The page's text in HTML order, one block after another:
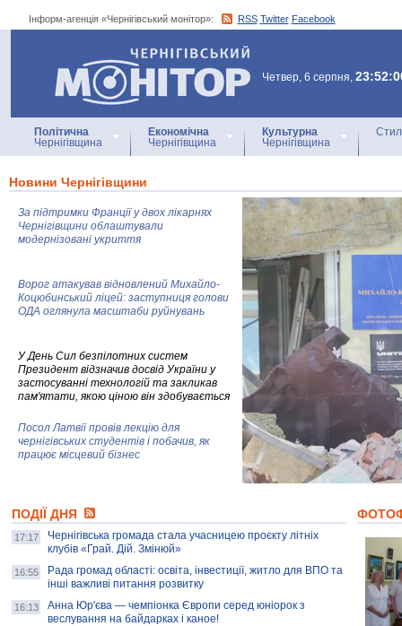
Інформ-агенція «Чернігівський монітор»: RSS Twitter Facebook
Інформ-агенція
«Чернігівський монітор»
Четвер, 6 серпня,
Політична
Чернігівщина
Економічна
Чернігівщина
Культурна
Чернігівщина
Новини Чернігівщини
За підтримки Франції у двох лікарнях
Чернігівщини облаштували
модернізовані укриття
Ворог атакував відновлений Михайло-
Коцюбинський ліцей: заступниця голови
ОДА оглянула масштаби руйнувань
У День Сил безпілотних систем
Президент відзначив досвід України у
застосуванні технологій та закликав
пам'ятати, якою ціною він здобувається
Посол Латвії провів лекцію для
чернігівських студентів і побачив, як
працює місцевий бізнес
колекцію про війну, емоції та тварин
AB InBev Efes Україна підтримала
навчальний проєкт "Молодіжна бізнес-
школа", спрямований на розвиток
підприємництва у Чернігівській області
ПОДІЇ ДНЯ
17:17
Чернігівська громада стала учасницею проєкту літніх
клубів «Грай. Дій. Змінюй»
16:55
Рада громад області: освіта, інвестиції, житло для ВПО та
інші важливі питання розвитку
16:13
Анна Юр'єва — чемпіонка Європи серед юніорок з
веслування на байдарках і каное!